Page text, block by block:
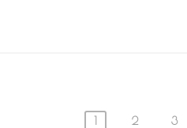
1 2 3